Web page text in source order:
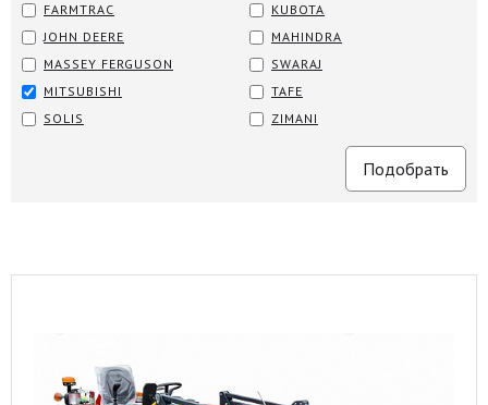
FARMTRAC
JOHN DEERE
KUBOTA
MAHINDRA
MASSEY FERGUSON
MITSUBISHI
SOLIS
SWARAJ
TAFE
ZIMANI